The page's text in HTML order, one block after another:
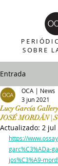
SOBRE
Entrada
Lucy García
JOSÉ MORDÁN |
OCA | News
3 jun 2021
Actualizado: 2 jul
https://
garc%C3%ADa-
jos%C3%A9-